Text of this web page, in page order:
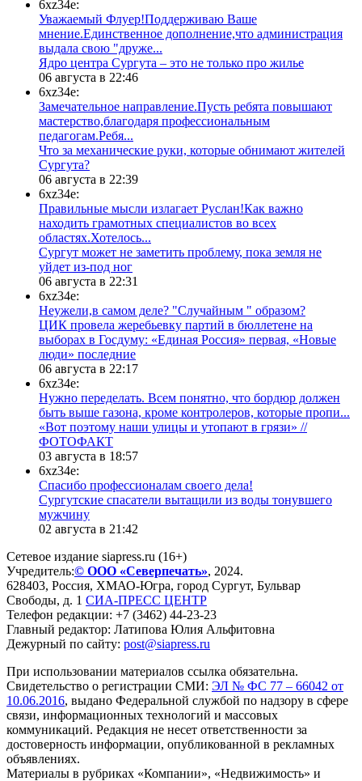
6xz34e:
Уважаемый Флуер!Поддерживаю Ваше
мнение.Единственное дополнение,что администрация
выдала свою "друже...
​Ядро центра Сургута ‒ это не только про жилье
06 августа в 22:46
6xz34e:
Замечательное направление.Пусть ребята повышают
мастерство,благодаря профессиональным
педагогам.Ребя...
​Что за механические руки, которые обнимают жителей
Сургута?
06 августа в 22:39
6xz34e:
Правильные мысли излагает Руслан!Как важно
находить грамотных специалистов во всех
областях.Хотелось...
Сургут может не заметить проблему, пока земля не
уйдет из-под ног
06 августа в 22:31
6xz34e:
Неужели,в самом деле? "Случайным " образом?
ЦИК провела жеребьевку партий в бюллетене на
выборах в Госдуму: «Единая Россия» первая, «Новые
люди» последние
06 августа в 22:17
6xz34e:
Нужно переделать. Всем понятно, что бордюр должен
быть выше газона, кроме контролеров, которые пропи...
«Вот поэтому наши улицы и утопают в грязи» //
ФОТОФАКТ
03 августа в 18:57
6xz34e:
Спасибо профессионалам своего дела!
Сургутские спасатели вытащили из воды тонувшего
мужчину
02 августа в 21:42
Сетевое издание siapress.ru (16+)
Учредитель:© ООО «Северпечать», 2024.
628403, Россия, ХМАО-Югра, город Сургут, Бульвар
Свободы, д. 1 СИА-ПРЕСС ЦЕНТР
Телефон редакции: +7 (3462) 44-23-23
Главный редактор: Латипова Юлия Альфитовна
Дежурный по сайту: post@siapress.ru
При использовании материалов ссылка обязательна.
Свидетельство о регистрации СМИ: ЭЛ № ФС 77 – 66042 от
10.06.2016, выдано Федеральной службой по надзору в сфере
связи, информационных технологий и массовых
коммуникаций. Редакция не несет ответственности за
достоверность информации, опубликованной в рекламных
объявлениях.
Материалы в рубриках «Компании», «Недвижимость» и